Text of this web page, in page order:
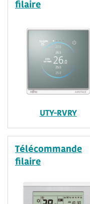
filaire
UTY-RVRY
Télécommande
filaire